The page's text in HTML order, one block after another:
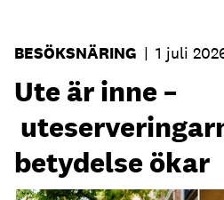
BESÖKSNÄRING | 1 juli
Ute är inne –
betydelse ökar